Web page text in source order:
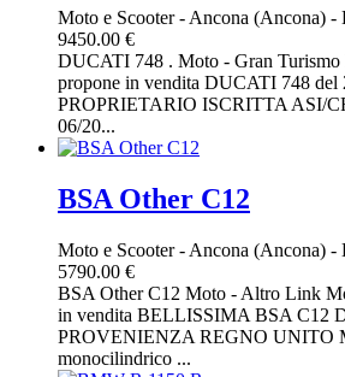
Moto e Scooter- Ancona (Ancona) -
9450.00 €
DUCATI 748 . Moto - Gran
propone in vendita DUCATI 748
PROPRIETARIO ISCRITTA ASI/
06/20...
BSA Other C12
Moto e Scooter- Ancona (Ancona) -
5790.00 €
BSA Other C12 Moto - Altro Link
in vendita BELLISSIMA BSA C12
PROVENIENZA REGNO UNITO
monocilindrico ...